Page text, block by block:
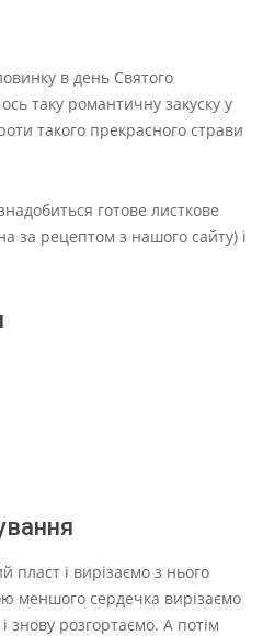
в день Святого
таку романтичну закуску у
такого прекрасного страви
готове листкове
за рецептом з нашого сайту) і
пласт і вирізаємо з нього
меншого сердечка вирізаємо
знову розгортаємо. А потім